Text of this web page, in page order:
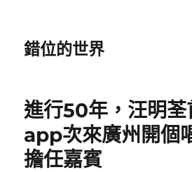
錯位的世界
進行50年，汪明荃
app次來廣州開
擔任嘉賓